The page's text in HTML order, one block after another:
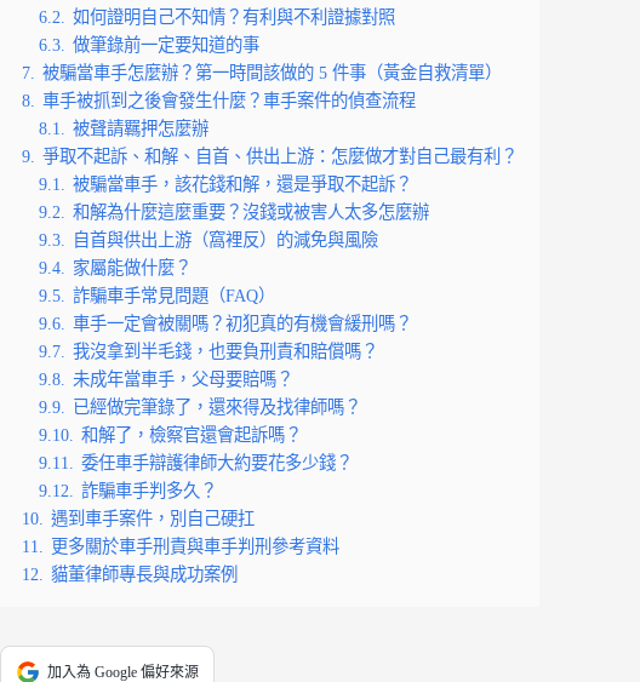
6.2.
如何證明自己不知情？有利與不利證據對照
6.3.
做筆錄前一定要知道的事
7.
被騙當車手怎麼辦？第一時間該做的 5 件事（黃金自救清單）
8.
車手被抓到之後會發生什麼？車手案件的偵查流程
8.1.
被聲請羈押怎麼辦
9.
爭取不起訴、和解、自首、供出上游：怎麼做才對自己最有利？
9.1.
被騙當車手，該花錢和解，還是爭取不起訴？
9.2.
和解為什麼這麼重要？沒錢或被害人太多怎麼辦
9.3.
自首與供出上游（窩裡反）的減免與風險
9.4.
家屬能做什麼？
9.5.
詐騙車手常見問題（FAQ）
9.6.
車手一定會被關嗎？初犯真的有機會緩刑嗎？
9.7.
我沒拿到半毛錢，也要負刑責和賠償嗎？
9.8.
未成年當車手，父母要賠嗎？
9.9.
已經做完筆錄了，還來得及找律師嗎？
9.10.
和解了，檢察官還會起訴嗎？
9.11.
委任車手辯護律師大約要花多少錢？
9.12.
詐騙車手判多久？
10.
遇到車手案件，別自己硬扛
11.
更多關於車手刑責與車手判刑參考資料
12.
貓董律師專長與成功案例
加入為 Google 偏好來源